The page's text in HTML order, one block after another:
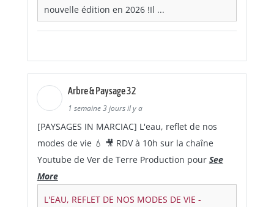
nouvelle édition en 2026 !Il ...
Arbre & Paysage 32
1 semaine 3 jours il y a
[PAYSAGES IN MARCIAC] L'eau, reflet de nos
modes de vie 💧 🎥 RDV à 10h sur la chaîne
Youtube de Ver de Terre Production pour See
More
L'EAU, REFLET DE NOS MODES DE VIE -